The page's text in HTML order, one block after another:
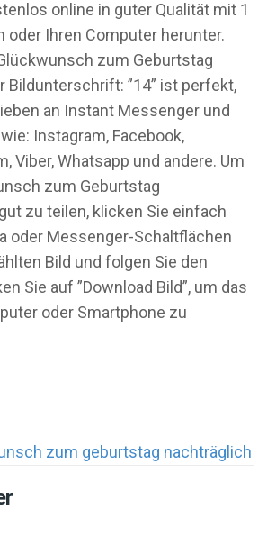
online in guter Qualität mit 1
oder Ihren Computer herunter.
zum Geburtstag
Bildunterschrift: ”14” ist perfekt,
an Instant Messenger und
Instagram, Facebook,
Viber, Whatsapp und andere. Um
zum Geburtstag
zu teilen, klicken Sie einfach
oder Messenger-Schaltflächen
Bild und folgen Sie den
Sie auf ”Download Bild”, um das
oder Smartphone zu
zum geburtstag nachträglich